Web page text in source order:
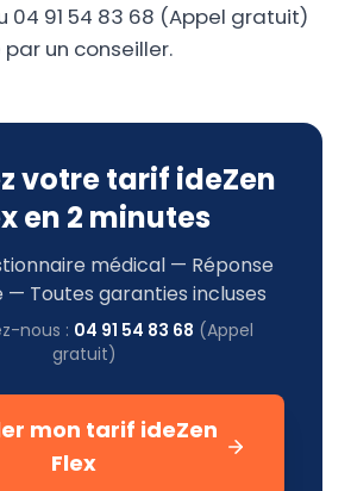
04 91 54 83 68 (Appel gratuit)
un conseiller.
votre tarif ideZen
en 2 minutes
médical — Réponse
Toutes garanties incluses
nous : 04 91 54 83 68 (Appel
gratuit)
mon tarif ideZen
Flex